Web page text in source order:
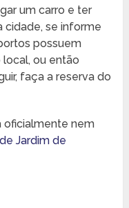
um carro e ter
cidade, se informe
possuem
ou então
faça a reserva do
oficialmente nem
Jardim de